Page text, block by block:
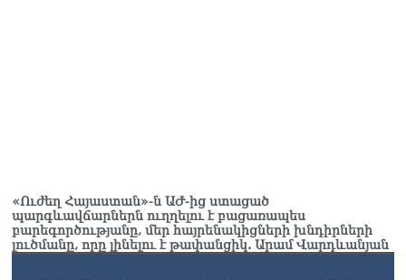
«Ուժեղ Հայաստան»-ն ԱԺ-ից ստացած
պարգևավճարներն ուղղելու է բացառապես
բարեգործությանը, մեր հայրենակիցների խնդիրների
լուծմանը, որը լինելու է թափանցիկ. Արամ Վարդևանյան